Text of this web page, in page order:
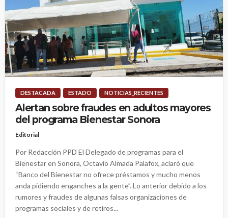
DESTACADA ESTADO NOTICIAS_RECIENTES
Alertan sobre fraudes en adultos mayores
del programa Bienestar Sonora
Editorial
Por Redacción PPD El Delegado de programas para el
Bienestar en Sonora, Octavio Almada Palafox, aclaró que
“Banco del Bienestar no ofrece préstamos y mucho menos
anda pidiendo enganches a la gente”. Lo anterior debido a los
rumores y fraudes de algunas falsas organizaciones de
programas sociales y de retiros...